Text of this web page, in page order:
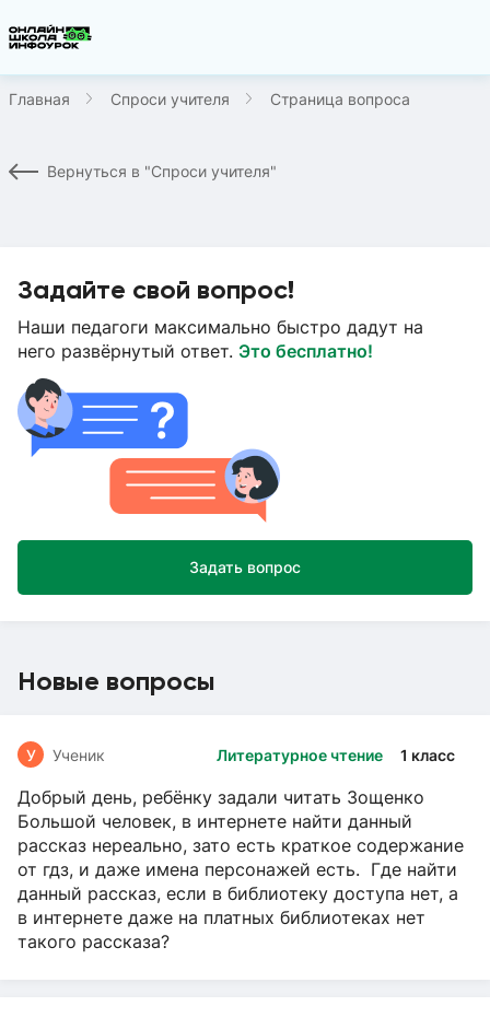
Главная Спроси учителя Страница вопроса
Вернуться в "Спроси учителя"
Задайте свой вопрос!
Наши педагоги максимально быстро дадут на
него развёрнутый ответ. Это бесплатно!
Задать вопрос
Новые вопросы
Литературное чтение 1 класс
У Ученик
Добрый день, ребёнку задали читать Зощенко
Большой человек, в интернете найти данный
рассказ нереально, зато есть краткое содержание
от гдз, и даже имена персонажей есть. Где найти
данный рассказ, если в библиотеку доступа нет, а
в интернете даже на платных библиотеках нет
такого рассказа?